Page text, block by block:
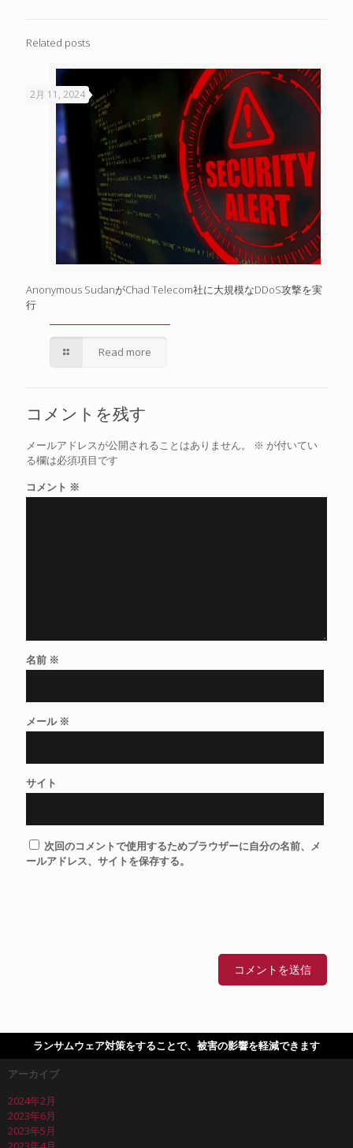
Related posts
2月 11, 2024
Anonymous SudanがChad Telecom社に大規模なDDoS攻撃を実
行
Read more
コメントを残す
メールアドレスが公開されることはありません。 ※ が付いてい
る欄は必須項目です
コメント ※
名前 ※
メール ※
サイト
次回のコメントで使用するためブラウザーに自分の名前、メ
ールアドレス、サイトを保存する。
ランサムウェア対策をすることで、被害の影響を軽減できます
アーカイブ
2024年2月
2023年6月
2023年5月